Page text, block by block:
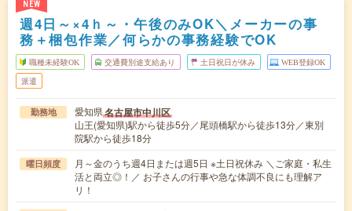
NEW
週4日～×4ｈ～・午後のみOK＼メーカーの事
務＋梱包作業／何らかの事務経験でOK
職種未経験OK 交通費別途支給あり 土日祝日が休み WEB登録OK
派遣
勤務地 愛知県名古屋市中川区
山王(愛知県)駅から徒歩5分／尾頭橋駅から徒歩13分／東別
院駅から徒歩18分
曜日頻度
月～金のうち週4日または週5日 ※土日祝休み ＼ご家庭・私生
活と両立◎！／ お子さんの行事や急な体調不良にも理解ア
リ！